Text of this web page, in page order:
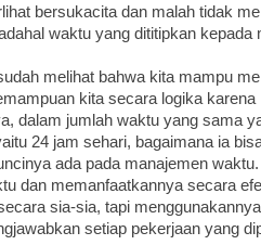
bersukacita dan malah tidak
waktu yang dititipkan
melihat bahwa kita mampu
kita secara logika karena
dalam jumlah waktu yang sama
24 jam sehari, bagaimana ia
ada pada manajemen
dan memanfaatkannya secara
sia-sia, tapi
setiap pekerjaan yang